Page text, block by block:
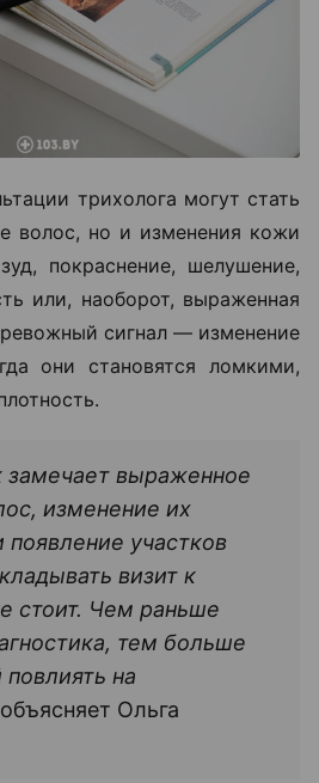
трихолога могут стать
волос, но и изменения кожи
покраснение, шелушение,
или, наоборот, выраженная
сигнал — изменение
они становятся ломкими,
замечает выраженное
изменение их
появление участков
визит к
стоит. Чем раньше
тем больше
на
объясняет Ольга